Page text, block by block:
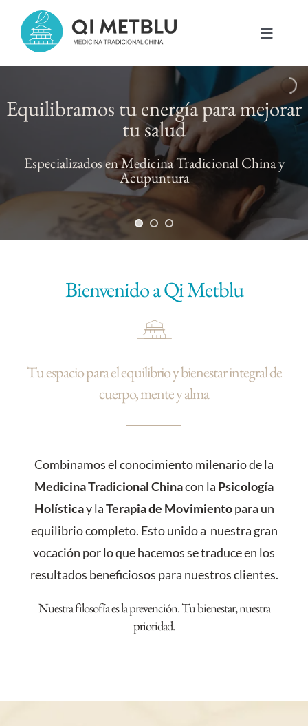
Saltar
contenido
Toggle
Quiénes somos
Medicina Tradicional China
Tratamientos
Otros Servicios
Contacto
Especializados en Medicina Tradicional China y
Acupuntura
Equilibramos tu energía para mejorar
tu salud
Bienvenido a Qi Metblu
Tu espacio para el equilibrio y bienestar integral de
cuerpo, mente y alma
Combinamos el conocimiento milenario de la
Medicina Tradicional Chinacon la Psicología
Holísticay laTerapia de Movimientopara un
equilibrio completo. Esto unido a nuestra gran
vocación por lo que hacemos se traduce en los
resultados beneficiosos para nuestros clientes.
Nuestra filosofía es la prevención. Tu bienestar, nuestra
prioridad.